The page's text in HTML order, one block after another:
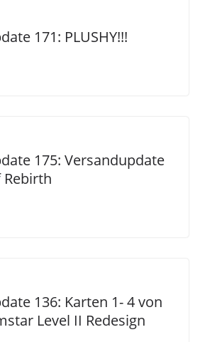
171: PLUSHY!!!
175: Versandupdate
136: Karten 1- 4 von
Level II Redesign